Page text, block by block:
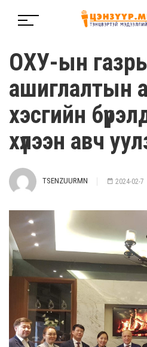
ОХУ-ын
ашиглалтын
хэсгийн
хүлээн авч
TSENZUURMN 2024-02-7